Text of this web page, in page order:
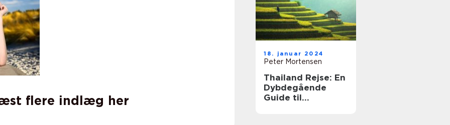
flere indlæg her
18. januar 2024
Peter Mortensen
Thailand Rejse: En
Dybdegående
Guide til